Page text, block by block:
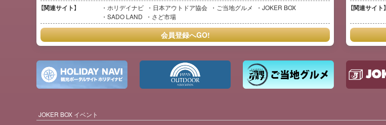
【関連サイト】 ホリデイナビ 日本アウトドア協会 ご当地グルメ
JOKER BOX
SADO LAND
さど市場
会員登録へGO!
【関連サイト】
JOKER BOX イベント